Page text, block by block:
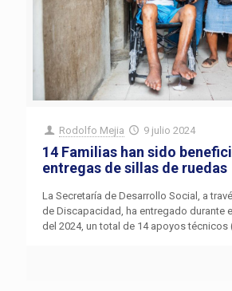
Rodolfo Mejia 9 julio 2024
14 Familias han sido
entregas de sillas de ruedas
La Secretaría de Desarrollo Social, a
de Discapacidad, ha entregado durante
del 2024, un total de 14 apoyos técnicos